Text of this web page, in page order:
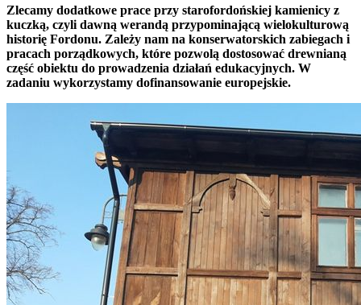
Zlecamy dodatkowe prace przy starofordońskiej kamienicy z
kuczką, czyli dawną werandą przypominającą wielokulturową
historię Fordonu. Zależy nam na konserwatorskich zabiegach i
pracach porządkowych, które pozwolą dostosować drewnianą
część obiektu do prowadzenia działań edukacyjnych. W
zadaniu wykorzystamy dofinansowanie europejskie.